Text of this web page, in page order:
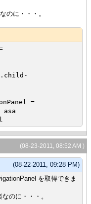
のに・・・。
=
(08-23-2011, 08:52 AM )
(08-22-2011, 09:28 PM)
を取得できま
のに・・・。